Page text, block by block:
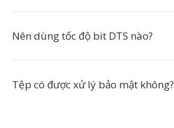
Nên dùng tốc độ bit DTS nào?
Tệp có được xử lý bảo mật không?